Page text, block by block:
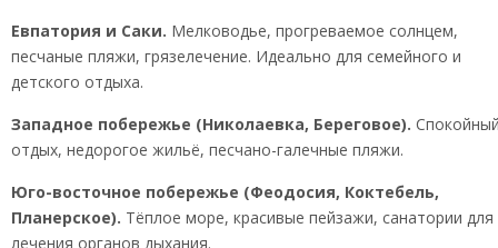
Евпатория и Саки. Мелководье, прогреваемое солнцем,
песчаные пляжи, грязелечение. Идеально для семейного и
детского отдыха.
Западное побережье (Николаевка, Береговое).
отдых, недорогое жильё, песчано-галечные пляжи.
Юго-восточное побережье (Феодосия, Коктебель,
Планерское). Тёплое море, красивые пейзажи, санатории для
лечения органов дыхания.